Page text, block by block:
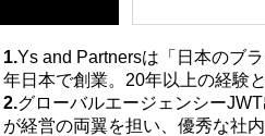
Ys and Partnersは「日本のブ
年日本で創業。20年以上の経験
グローバルエージェンシー
が経営の両翼を担い、優秀な社